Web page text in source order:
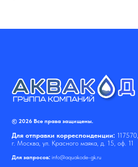
© 2026 Все права защищены.
Для отправки корреспонденции: 117570,
г. Москва, ул. Красного маяка, д. 15, оф. 11
Для запросов: info@aquakode-gk.ru